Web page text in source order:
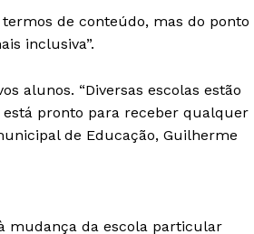
de conteúdo, mas do ponto
inclusiva”.
alunos. “Diversas escolas estão
pronto para receber qualquer
de Educação, Guilherme
mudança da escola particular